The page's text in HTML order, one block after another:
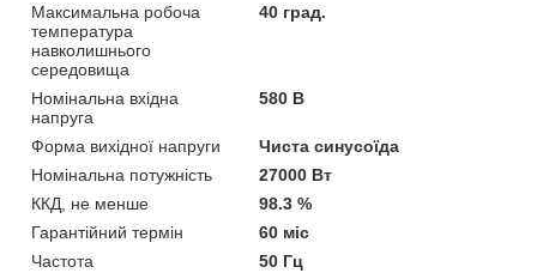
Максимальна робоча
температура
навколишнього
середовища
40 град.
Номінальна вхідна
напруга
580 В
Форма вихідної напруги
Чиста синусоїда
Номінальна потужність
27000 Вт
ККД, не менше
98.3 %
Гарантійний термін
60 міс
Частота
50 Гц